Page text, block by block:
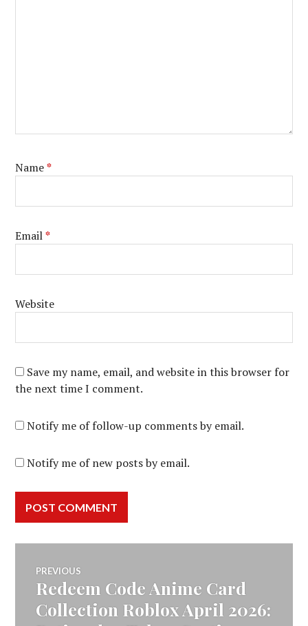
Name*
Email*
Website
Save my name, email, and website in this browser for
the next time I comment.
Notify me of follow-up comments by email.
Notify me of new posts by email.
Post
navigation
PREVIOUS
Previous
post:
Redeem Code Anime Card
Collection Roblox April 2026: